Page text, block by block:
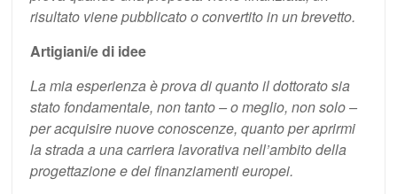
risultato viene pubblicato o convertito in un brevetto.
Artigiani/e di idee
La mia esperienza è prova di quanto il dottorato sia
stato fondamentale, non tanto – o meglio, non solo –
per acquisire nuove conoscenze, quanto per aprirmi
la strada a una carriera lavorativa nell’ambito della
progettazione e dei finanziamenti europei.